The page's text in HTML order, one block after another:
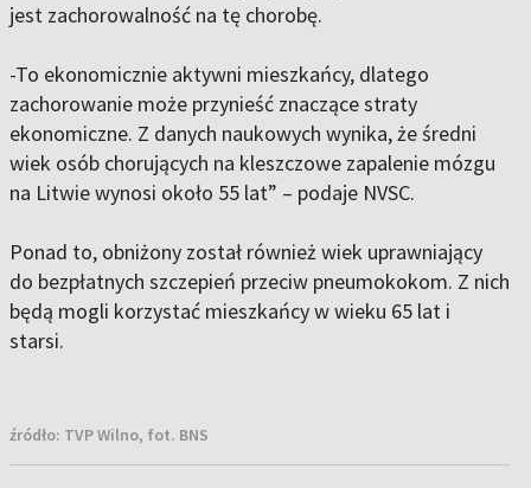
jest zachorowalność na tę chorobę.
-To ekonomicznie aktywni mieszkańcy, dlatego
zachorowanie może przynieść znaczące straty
ekonomiczne. Z danych naukowych wynika, że średni
wiek osób chorujących na kleszczowe zapalenie mózgu
na Litwie wynosi około 55 lat” – podaje NVSC.
Ponad to, obniżony został również wiek uprawniający
do bezpłatnych szczepień przeciw pneumokokom. Z nich
będą mogli korzystać mieszkańcy w wieku 65 lat i
starsi.
źródło: TVP Wilno, fot. BNS